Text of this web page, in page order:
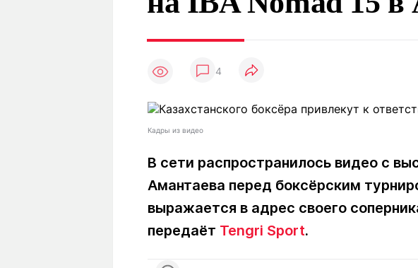
Статьи
Рейтинги
Выгодно
Гороскопы
Вокруг спорта
О проекте Контакты редакции
Редакция
+7 (777) 001 44 99
Реклама
4
Кадры из видео
В сети распространилось видео с
Амантаева перед боксёрским
выражается в адрес своего
передаёт Tengri Sport.